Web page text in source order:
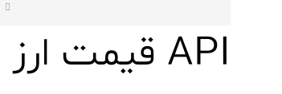
API قیمت ارز های دیجیتالی